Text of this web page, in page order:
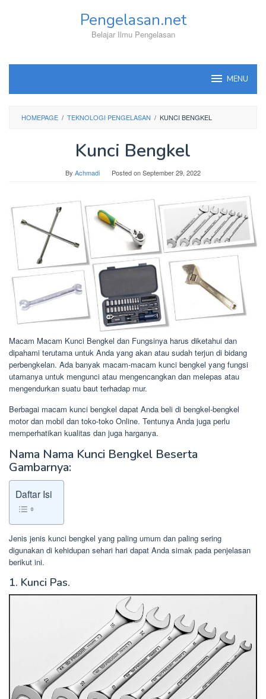
Pengelasan.net
Belajar Ilmu Pengelasan
MENU
HOMEPAGE / TEKNOLOGI PENGELASAN / KUNCI BENGKEL
Kunci Bengkel
By Achmadi Posted onSeptember 29, 2022
Macam Macam Kunci Bengkel dan Fungsinya harus diketahui dan
dipahami terutama untuk Anda yang akan atau sudah terjun di bidang
perbengkelan. Ada banyak macam-macam kunci bengkel yang fungsi
utamanya untuk mengunci atau mengencangkan dan melepas atau
mengendurkan suatu baut terhadap mur.
Berbagai macam kunci bengkel dapat Anda beli di bengkel-bengkel
motor dan mobil dan toko-toko Online. Tentunya Anda juga perlu
memperhatikan kualitas dan juga harganya.
Nama Nama Kunci Bengkel Beserta
Gambarnya:
Daftar Isi
Jenis jenis kunci bengkel yang paling umum dan paling sering
digunakan di kehidupan sehari hari dapat Anda simak pada penjelasan
berikut ini.
1. Kunci Pas.